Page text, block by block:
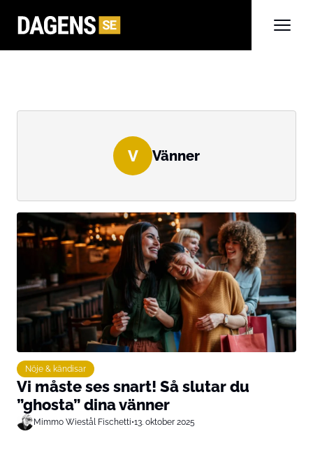
V Vänner
Nöje & kändisar
Vi måste ses snart! Så slutar du
”ghosta” dina vänner
Mimmo Wiestål Fischetti•13. oktober 2025